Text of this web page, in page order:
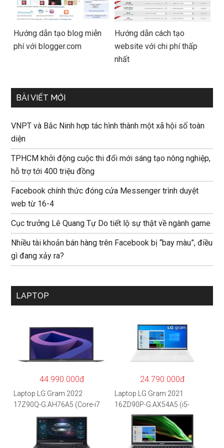
Hướng dẫn tạo blog miễn
phí với blogger.com
Hướng dẫn cách tạo
website với chi phí thấp
nhất
BÀI VIẾT MỚI
VNPT và Bắc Ninh hợp tác hình thành một xã hội số toàn
diện
TPHCM khởi động cuộc thi đổi mới sáng tạo nông nghiệp,
hỗ trợ tới 400 triệu đồng
Facebook chính thức đóng cửa Messenger trình duyệt
web từ 16-4
Cục trưởng Lê Quang Tự Do tiết lộ sự thật về ngành game
Nhiều tài khoản bán hàng trên Facebook bị “bay màu”, điều
gì đang xảy ra?
LAPTOP
44.990.000đ
Laptop LG Gram 2022
17Z90Q-G.AH76A5 (Core-i7
1260P/16GB/512GB/17″
WQXGA/Win 11/Xám)
24.790.000đ
Laptop LG Gram 2021
16ZD90P-G.AX54A5 (i5-
1135G7/8GB RAM/512GB
SSD/16″WQXGA/Dos/Trắng)